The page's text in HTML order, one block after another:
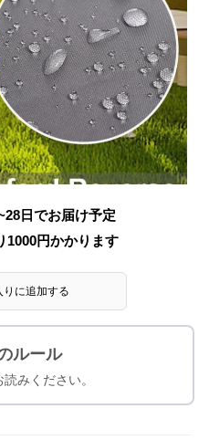
日でお届け予定
1000円かかります
りに追加する
ルール
みください。